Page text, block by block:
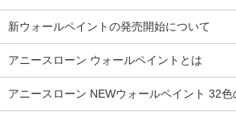
新ウォールペイントの発売開始について
アニースローン ウォールペイントとは
アニースローン NEWウォールペイント 32色